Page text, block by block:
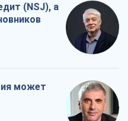
(NSJ), а
может